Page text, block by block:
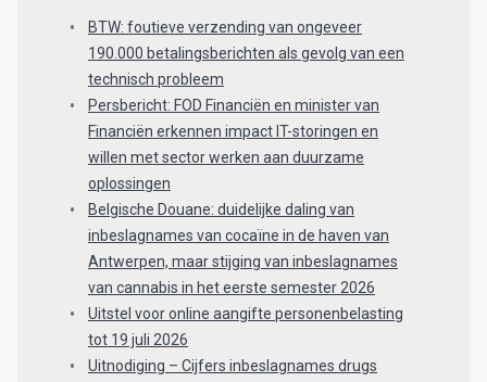
BTW: foutieve verzending van ongeveer
190.000 betalingsberichten als gevolg van een
technisch probleem
Persbericht: FOD Financiën en minister van
Financiën erkennen impact IT-storingen en
willen met sector werken aan duurzame
oplossingen
Belgische Douane: duidelijke daling van
inbeslagnames van cocaïne in de haven van
Antwerpen, maar stijging van inbeslagnames
van cannabis in het eerste semester 2026
Uitstel voor online aangifte personenbelasting
tot 19 juli 2026
Uitnodiging – Cijfers inbeslagnames drugs